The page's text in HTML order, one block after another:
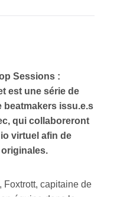
Sessions :
est une série de
beatmakers issu.e.s
qui collaboreront
virtuel afin de
Foxtrott, capitaine de